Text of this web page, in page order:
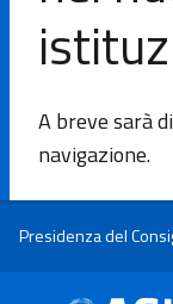
A breve sarà
navigazione.
Presidenza del
L'Agenzia
intervento